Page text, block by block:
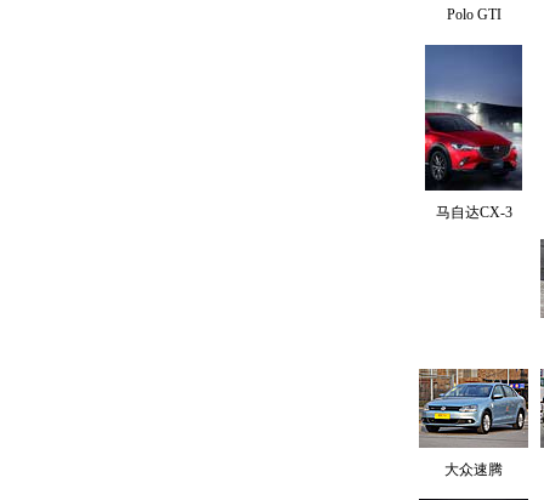
Polo GTI
马自达CX-3
大众速腾